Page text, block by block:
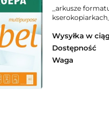
_arkusze
Wysyłka w
Dostępność
Waga